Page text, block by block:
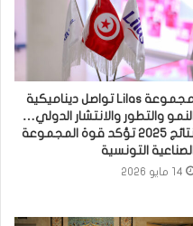
مجموعة Lilas تواصل ديناميكية
النمو والتطور والانتشار الدولي…
نتائج 2025 تؤكد قوة المجموعة
الصناعية التونسية
14 مايو 2026